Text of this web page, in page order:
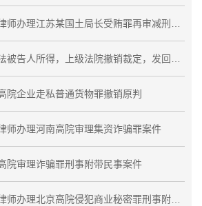
院企业走私普通货物罪撤销原判
师办理河南高院审理集资诈骗罪案件
院审理诈骗罪刑事附带民事案件